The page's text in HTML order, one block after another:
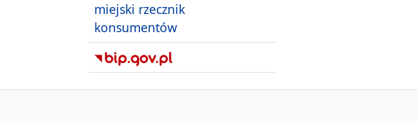
miejski rzecznik
konsumentów